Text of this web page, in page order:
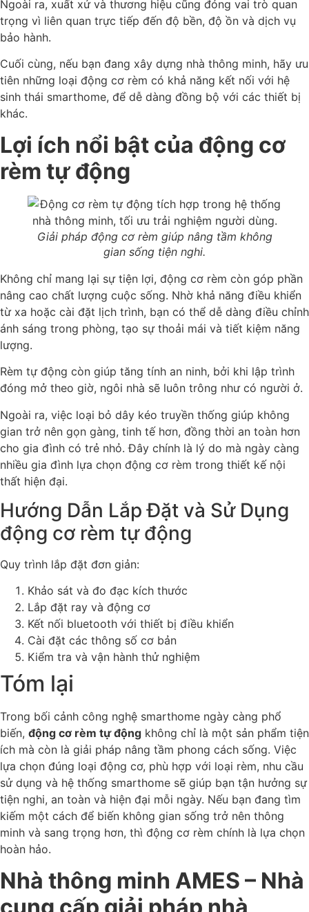
Ngoài ra, xuất xứ và thương hiệu cũng đóng vai trò quan
trọng vì liên quan trực tiếp đến độ bền, độ ồn và dịch vụ
bảo hành.
Cuối cùng, nếu bạn đang xây dựng nhà thông minh, hãy ưu
tiên những loại động cơ rèm có khả năng kết nối với hệ
sinh thái smarthome, để dễ dàng đồng bộ với các thiết bị
khác.
Lợi ích nổi bật của động cơ
rèm tự động
Giải pháp động cơ rèm giúp nâng tầm không
gian sống tiện nghi.
Không chỉ mang lại sự tiện lợi, động cơ rèm còn góp phần
nâng cao chất lượng cuộc sống. Nhờ khả năng điều khiển
từ xa hoặc cài đặt lịch trình, bạn có thể dễ dàng điều chỉnh
ánh sáng trong phòng, tạo sự thoải mái và tiết kiệm năng
lượng.
Rèm tự động còn giúp tăng tính an ninh, bởi khi lập trình
đóng mở theo giờ, ngôi nhà sẽ luôn trông như có người ở.
Ngoài ra, việc loại bỏ dây kéo truyền thống giúp không
gian trở nên gọn gàng, tinh tế hơn, đồng thời an toàn hơn
cho gia đình có trẻ nhỏ. Đây chính là lý do mà ngày càng
nhiều gia đình lựa chọn động cơ rèm trong thiết kế nội
thất hiện đại.
Hướng Dẫn Lắp Đặt và Sử Dụng
động cơ rèm tự động
Quy trình lắp đặt đơn giản:
Khảo sát và đo đạc kích thước
Lắp đặt ray và động cơ
Kết nối bluetooth với thiết bị điều khiển
Cài đặt các thông số cơ bản
Kiểm tra và vận hành thử nghiệm
Tóm lại
Trong bối cảnh công nghệ smarthome ngày càng phổ
biến, động cơ rèm tự động không chỉ là một sản phẩm tiện
ích mà còn là giải pháp nâng tầm phong cách sống. Việc
lựa chọn đúng loại động cơ, phù hợp với loại rèm, nhu cầu
sử dụng và hệ thống smarthome sẽ giúp bạn tận hưởng sự
tiện nghi, an toàn và hiện đại mỗi ngày. Nếu bạn đang tìm
kiếm một cách để biến không gian sống trở nên thông
minh và sang trọng hơn, thì động cơ rèm chính là lựa chọn
hoàn hảo.
Nhà thông minh AMES – Nhà